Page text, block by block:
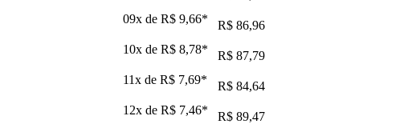
09x de R$ 9,66*
R$ 86,96
10x de R$ 8,78*
R$ 87,79
11x de R$ 7,69*
R$ 84,64
12x de R$ 7,46* R$ 89,47